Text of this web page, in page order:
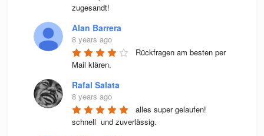
zugesandt!
Alan Barrera
8 years ago
Rückfragen am besten per
Mail klären.
Rafal Salata
8 years ago
alles super gelaufen!
schnell  und zuverlässig.